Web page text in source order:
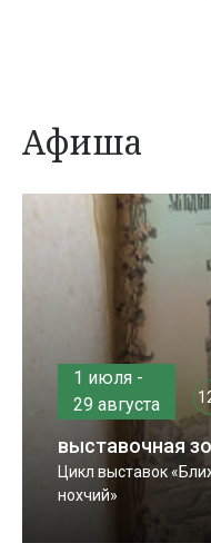
Афиша
1 июля -
29 августа
выставочная
Цикл выставок
нохчий»